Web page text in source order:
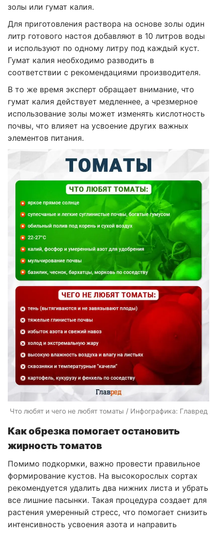
золы или гумат калия.
Для приготовления раствора на основе золы один
литр готового настоя добавляют в 10 литров воды
и используют по одному литру под каждый куст.
Гумат калия необходимо разводить в
соответствии с рекомендациями производителя.
В то же время эксперт обращает внимание, что
гумат калия действует медленнее, а чрезмерное
использование золы может изменять кислотность
почвы, что влияет на усвоение других важных
элементов питания.
Что любят и чего не любят томаты / Инфографика: Главред
Как обрезка помогает остановить
жирность томатов
Помимо подкормки, важно провести правильное
формирование кустов. На высокорослых сортах
рекомендуется удалить два нижних листа и убрать
все лишние пасынки. Такая процедура создает для
растения умеренный стресс, что помогает снизить
интенсивность усвоения азота и направить